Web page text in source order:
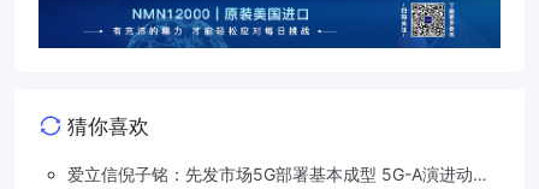
猜你喜欢
爱立信倪子铭：先发市场5G部署基本成型 5G-A演进动能